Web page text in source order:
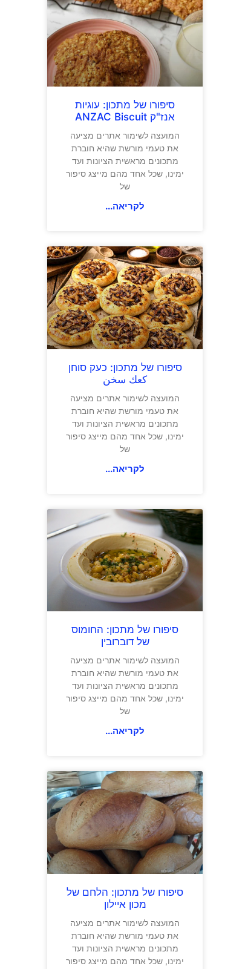
סיפורו של מתכון: עוגיות
אנז"ק ANZAC Biscuit
המועצה לשימור אתרים מציעה
את טעמי מורשת שהיא חוברת
מתכונים מראשית הציונות ועד
ימינו, שכל אחד מהם מייצג סיפור
של
לקריאה...
סיפורו של מתכון: כעק סוחן
كعك سخن
המועצה לשימור אתרים מציעה
את טעמי מורשת שהיא חוברת
מתכונים מראשית הציונות ועד
ימינו, שכל אחד מהם מייצג סיפור
של
לקריאה...
סיפורו של מתכון: החומוס
של דוברובין
המועצה לשימור אתרים מציעה
את טעמי מורשת שהיא חוברת
מתכונים מראשית הציונות ועד
ימינו, שכל אחד מהם מייצג סיפור
של
לקריאה...
סיפורו של מתכון: הלחם של
מכון איילון
המועצה לשימור אתרים מציעה
את טעמי מורשת שהיא חוברת
מתכונים מראשית הציונות ועד
ימינו, שכל אחד מהם מייצג סיפור